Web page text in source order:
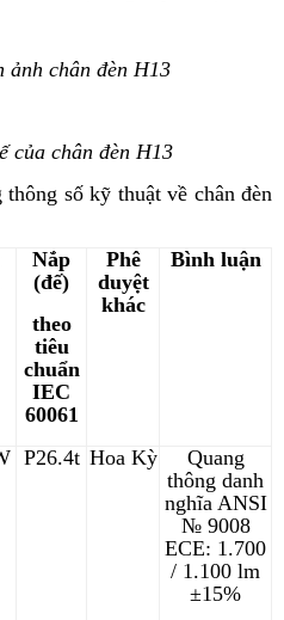
ảnh chân đèn H13
của chân đèn H13
số kỹ thuật về chân đèn
Nắp
(đế)
theo
tiêu
chuẩn
IEC
60061
Phê
duyệt
khác
Bình luận
P26.4t Hoa Kỳ
Quang
thông danh
nghĩa ANSI
№ 9008
ECE: 1.700
/ 1.100 lm
±15%